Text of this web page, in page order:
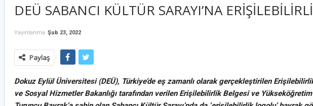
DEÜ SABANCI KÜLTÜR SARAYI’NA
Yayınlanma Şub 23, 2022
Paylaş
Dokuz Eylül Üniversitesi (DEÜ), Türkiye’de eş zamanlı olarak gerçekleştirilen
ve Sosyal Hizmetler Bakanlığı tarafından verilen Erişilebilirlik Belgesi ve